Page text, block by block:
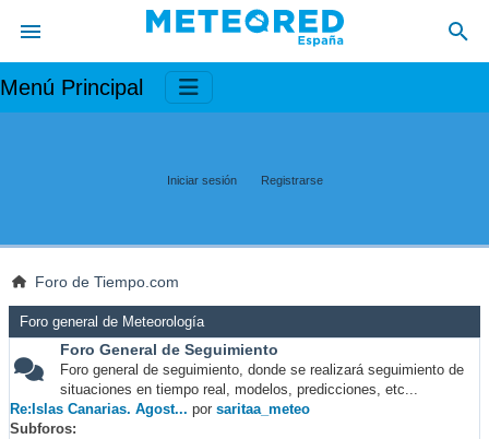
Menú Principal
Iniciar sesión Registrarse
Foro de Tiempo.com
Foro general de Meteorología
Foro General de Seguimiento
Foro general de seguimiento, donde se realizará seguimiento de
situaciones en tiempo real, modelos, predicciones, etc...
Re:Islas Canarias. Agost... por saritaa_meteo
Subforos